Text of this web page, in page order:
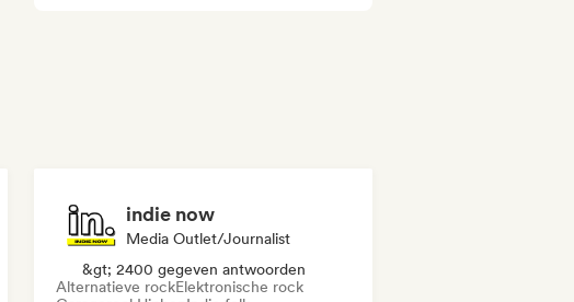
indie now
Media Outlet/Journalist
&gt; 2400 gegeven antwoorden
Alternatieve rockElektronische rock